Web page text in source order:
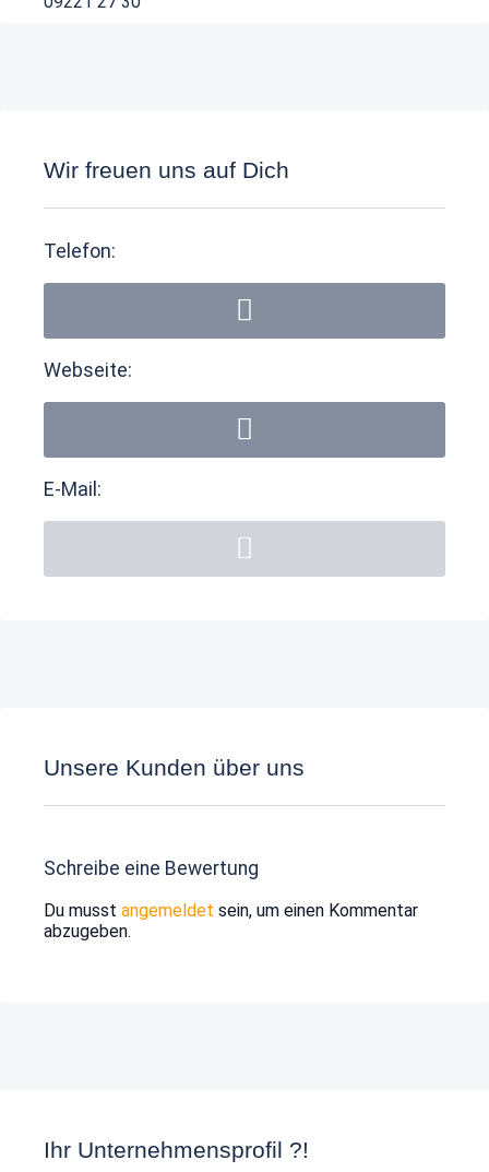
Wir freuen uns auf Dich
Telefon:
Webseite:
E-Mail:
Unsere Kunden über uns
Schreibe eine Bewertung
Du musst angemeldet sein, um einen Kommentar
abzugeben.
Ihr Unternehmensprofil ?!